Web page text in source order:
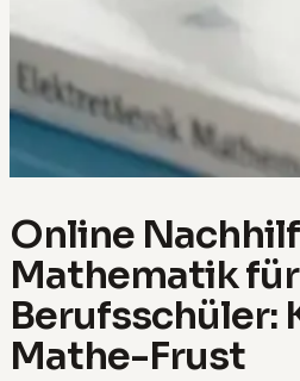
Online
Mathematik für
Berufsschüler:
Mathe-Frust